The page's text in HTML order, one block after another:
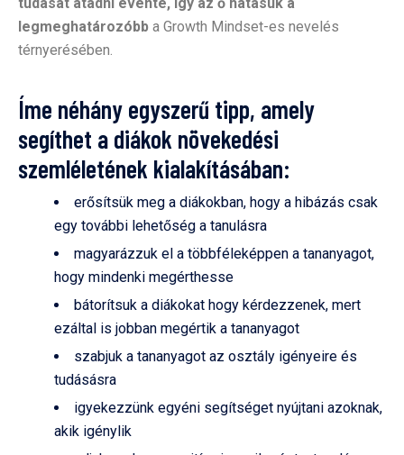
legmeghatározóbb a Growth Mindset-es nevelés
térnyerésében.
Íme néhány egyszerű tipp, amely
segíthet a diákok növekedési
szemléletének kialakításában:
erősítsük meg a diákokban, hogy a hibázás csak
egy további lehetőség a tanulásra
magyarázzuk el a többféleképpen a tananyagot,
hogy mindenki megérthesse
bátorítsuk a diákokat hogy kérdezzenek, mert
ezáltal is jobban megértik a tananyagot
szabjuk a tananyagot az osztály igényeire és
tudásásra
igyekezzünk egyéni segítséget nyújtani azoknak,
akik igénylik